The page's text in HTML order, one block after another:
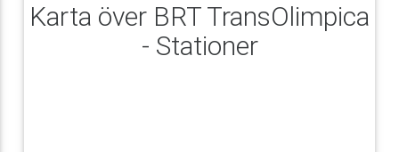
Karta över BRT TransOlimpica
- Stationer